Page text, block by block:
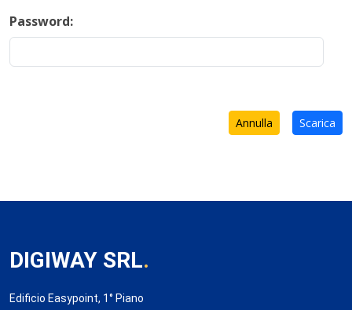
Password:
Annulla Scarica
DIGIWAY SRL.
Edificio Easypoint, 1° Piano